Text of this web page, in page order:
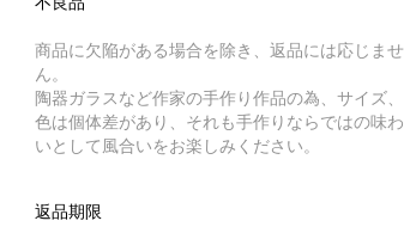
商品に欠陥がある場合を除き、返品には応じませ
ん。
陶器ガラスなど作家の手作り作品の為、サイズ、
色は個体差があり、それも手作りならではの味わ
いとして風合いをお楽しみください。
返品期限